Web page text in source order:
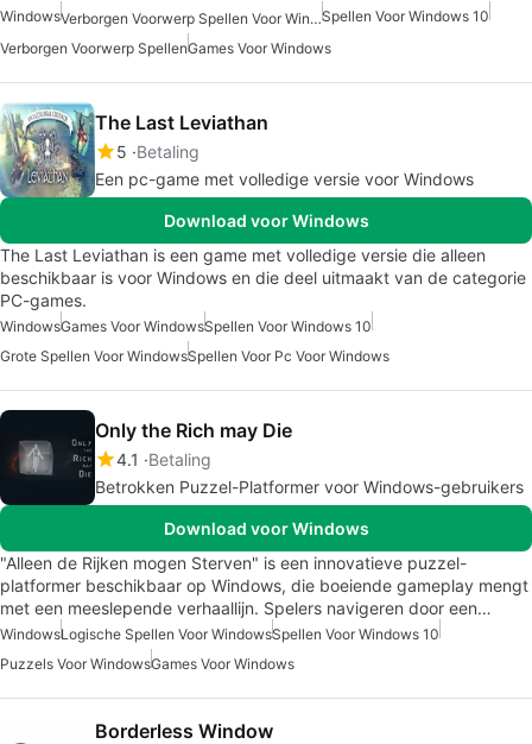
Windows Verborgen Voorwerp Spellen Voor WindowsSpellen Voor Windows 10
Verborgen Voorwerp SpellenGames Voor Windows
The Last Leviathan
5 Betaling
Een pc-game met volledige versie voor Windows
Download voor Windows
The Last Leviathan is een game met volledige versie die alleen
beschikbaar is voor Windows en die deel uitmaakt van de categorie
PC-games.
WindowsGames Voor WindowsSpellen Voor Windows 10
Grote Spellen Voor WindowsSpellen Voor Pc Voor Windows
Only the Rich may Die
4.1
Betaling
Betrokken Puzzel-Platformer voor Windows-gebruikers
Download voor Windows
"Alleen de Rijken mogen Sterven" is een innovatieve puzzel-
platformer beschikbaar op Windows, die boeiende gameplay mengt
met een meeslepende verhaallijn. Spelers navigeren door een…
WindowsLogische Spellen Voor WindowsSpellen Voor Windows 10
Puzzels Voor WindowsGames Voor Windows
Borderless Window